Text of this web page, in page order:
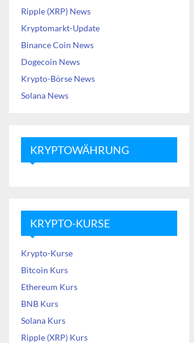
Ripple (XRP) News
Kryptomarkt-Update
Binance Coin News
Dogecoin News
Krypto-Börse News
Solana News
KRYPTOWÄHRUNG
KRYPTO-KURSE
Krypto-Kurse
Bitcoin Kurs
Ethereum Kurs
BNB Kurs
Solana Kurs
Ripple (XRP) Kurs